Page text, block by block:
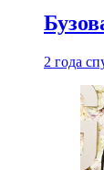
2 года